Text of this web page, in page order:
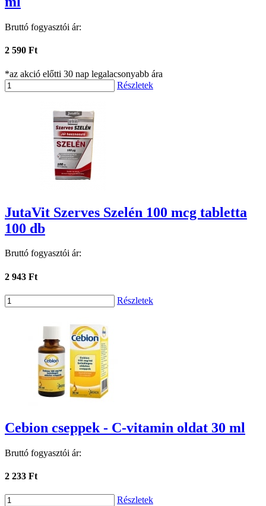
Bruttó fogyasztói ár:
2 590 Ft
*az akció előtti 30 nap legalacsonyabb ára
Részletek
JutaVit Szerves Szelén 100 mcg tabletta
100 db
Bruttó fogyasztói ár:
2 943 Ft
Részletek
Cebion cseppek - C-vitamin oldat 30 ml
Bruttó fogyasztói ár:
2 233 Ft
Részletek